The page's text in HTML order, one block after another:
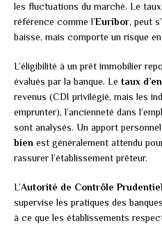
les fluctuations du marché. Le
référence comme l’Euribor, peut
baisse, mais comporte un risque
L’éligibilité à un prêt immobilier
évalués par la banque. Le taux
revenus (CDI privilégié, mais les
emprunter), l’ancienneté dans
sont analysés. Un apport personnel
bien est généralement attendu
rassurer l’établissement prêteur.
L’Autorité de Contrôle
supervise les pratiques des
à ce que les établissements